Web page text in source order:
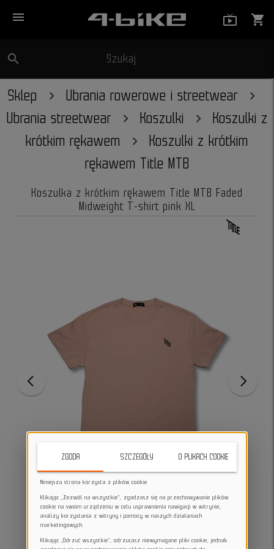
menu shopping_cart
search Szukaj
Sklep
Ubrania rowerowe i streetwear
Ubrania streetwear
Koszulki
Koszulki z
krótkim rękawem
Koszulki z krótkim
rękawem Title MTB
Koszulka z krótkim rękawem Title MTB Faded
Midweight T-shirt pink XL
ZGODA SZCZEGÓŁY O PLIKACH COOKIE
Niniejsza strona korzysta z plików cookie
Klikając „Zezwól na wszystkie”, zgadzasz się na przechowywanie plików
cookie na swoim urządzeniu w celu usprawnienia nawigacji w witrynie,
analizy korzystania z witryny i pomocy w naszych działaniach
marketingowych.
Klikając „Odrzuć wszystkie”, odrzucasz niewymagane pliki cookie, jednak